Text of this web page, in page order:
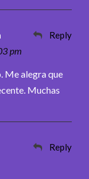
pm
Reply
Me alegra que
Muchas
Reply